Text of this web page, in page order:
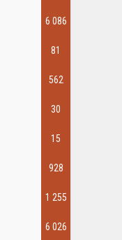
6 086
81
562
30
15
928
1 255
6 026